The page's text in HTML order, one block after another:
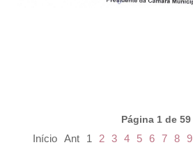
Página 1 de 59
Início Ant 1 2 3 4 5 6 7 8 9